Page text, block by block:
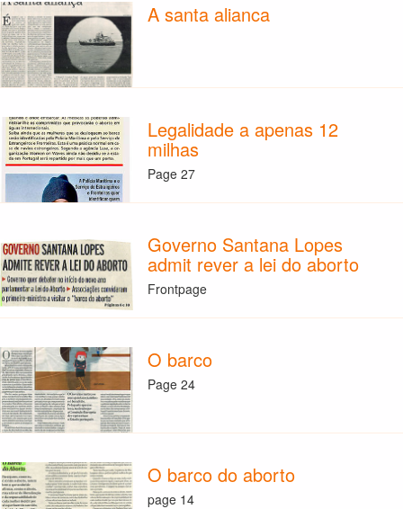
A santa alianca
Legalidade a apenas 12
milhas
Page 27
Governo Santana Lopes
admit rever a lei do aborto
Frontpage
O barco
Page 24
O barco do aborto
page 14